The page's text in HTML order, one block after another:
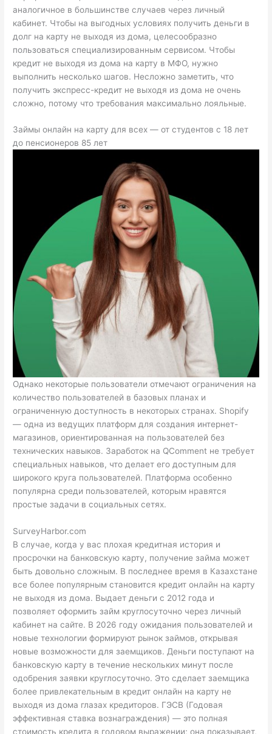
аналогичное в большинстве случаев через личный
кабинет. Чтобы на выгодных условиях получить деньги в
долг на карту не выходя из дома, целесообразно
пользоваться специализированным сервисом. Чтобы
кредит не выходя из дома на карту в МФО, нужно
выполнить несколько шагов. Несложно заметить, что
получить экспресс-кредит не выходя из дома не очень
сложно, потому что требования максимально лояльные.
Займы онлайн на карту для всех — от студентов с 18 лет
до пенсионеров 85 лет
Однако некоторые пользователи отмечают ограничения на
количество пользователей в базовых планах и
ограниченную доступность в некоторых странах. Shopify
— одна из ведущих платформ для создания интернет-
магазинов, ориентированная на пользователей без
технических навыков. Заработок на QComment не требует
специальных навыков, что делает его доступным для
широкого круга пользователей. Платформа особенно
популярна среди пользователей, которым нравятся
простые задачи в социальных сетях.
SurveyHarbor.com
В случае, когда у вас плохая кредитная история и
просрочки на банковскую карту, получение займа может
быть довольно сложным. В последнее время в Казахстане
все более популярным становится кредит онлайн на карту
не выходя из дома. Выдает деньги с 2012 года и
позволяет оформить займ круглосуточно через личный
кабинет на сайте. В 2026 году ожидания пользователей и
новые технологии формируют рынок займов, открывая
новые возможности для заемщиков. Деньги поступают на
банковскую карту в течение нескольких минут после
одобрения заявки круглосуточно. Это сделает заемщика
более привлекательным в кредит онлайн на карту не
выходя из дома глазах кредиторов. ГЭСВ (Годовая
эффективная ставка вознаграждения) — это полная
стоимость кредита в годовом выражении; она показывает,